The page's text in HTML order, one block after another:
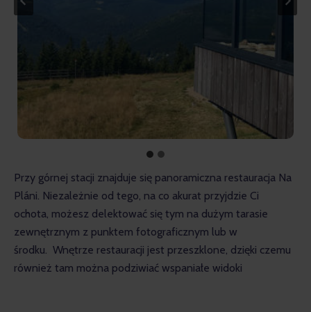
Przy górnej stacji znajduje się panoramiczna restauracja Na
Pláni. Niezależnie od tego, na co akurat przyjdzie Ci
ochota, możesz delektować się tym na dużym tarasie
zewnętrznym z punktem fotograficznym lub w
środku.  Wnętrze restauracji jest przeszklone, dzięki czemu
również tam można podziwiać wspaniałe widoki